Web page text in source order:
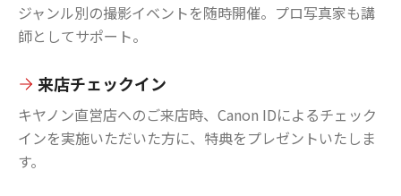
ジャンル別の撮影イベントを随時開催。プロ写真家も講
師としてサポート。
来店チェックイン
キヤノン直営店へのご来店時、Canon IDによるチェック
インを実施いただいた方に、特典をプレゼントいたしま
す。